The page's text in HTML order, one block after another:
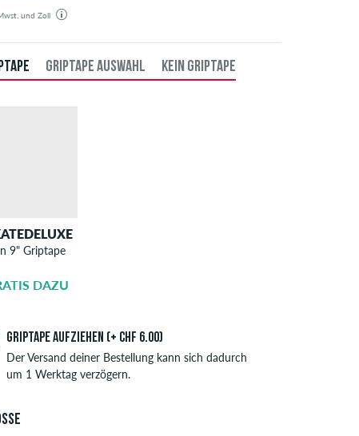
und Zoll
Bestellung wird aus unserem Lager in Deutschland verschickt. Alle Steuern und Zölle sind in dem
GRIPTAPE AUSWAHL KEIN GRIPTAPE
9" Griptape
DAZU
Griptape aufziehen (+ CHF 6.00)
Der Versand deiner Bestellung kann sich dadurch
um 1 Werktag verzögern.